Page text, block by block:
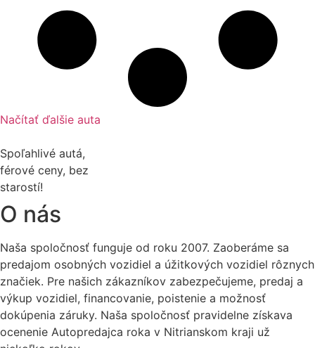
Načítať ďalšie auta
Spoľahlivé autá,
férové ceny, bez
starostí!
O nás
Naša spoločnosť funguje od roku 2007. Zaoberáme sa
predajom osobných vozidiel a úžitkových vozidiel rôznych
značiek. Pre našich zákazníkov zabezpečujeme, predaj a
výkup vozidiel, financovanie, poistenie a možnosť
dokúpenia záruky. Naša spoločnosť pravidelne získava
ocenenie Autopredajca roka v Nitrianskom kraji už